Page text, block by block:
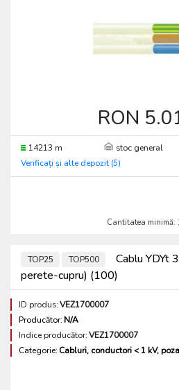
RON
14213 m stoc general
Verificați și alte depozit (5)
Cantitatea minimă:
TOP25 TOP500
Cablu YDYt
perete-cupru) (100)
ID produs:VEZ1700007
Producător:N/A
Indice producător:VEZ1700007
Categorie: Cabluri, conductori < 1 kV,